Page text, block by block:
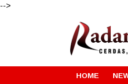
-->
HOME